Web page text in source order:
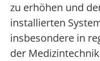
zu erhöhen und
installierten
insbesondere in
der